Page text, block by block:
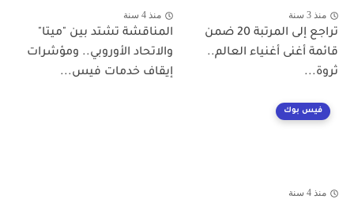
منذ 3 سنة
تراجع إلى المرتبة 20 ضمن
قائمة أغنى أغنياء العالم..
ثروة...
منذ 4 سنة
المناقشة تشتد بين "ميتا"
والاتحاد الأوروبي.. ومؤشرات
إيقاف خدمات فيس...
فيس بوك
منذ 4 سنة